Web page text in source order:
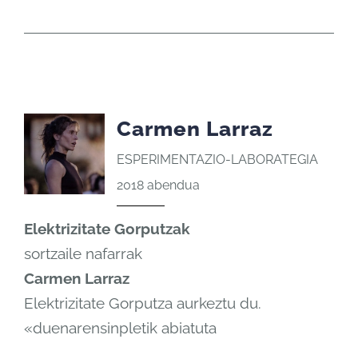
Carmen Larraz
ESPERIMENTAZIO-LABORATEGIA
2018 abendua
Elektrizitate Gorputzak
sortzaile nafarrak
Carmen Larraz
Elektrizitate Gorputza aurkeztu du.
«duenarensinpletik abiatuta